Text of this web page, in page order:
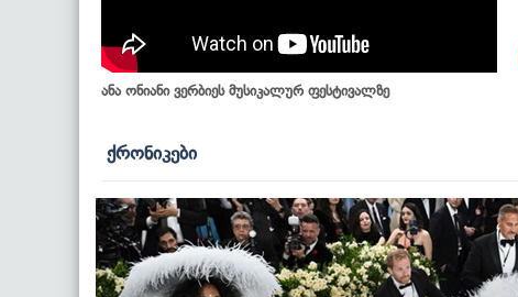
ანა ონიანი ვერბიეს მუსიკალურ ფესტივალზე
ქრონიკები